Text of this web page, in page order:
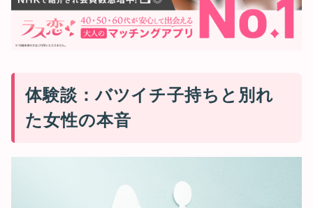
体験談：バツイチ子持ちと別れ
た女性の本音